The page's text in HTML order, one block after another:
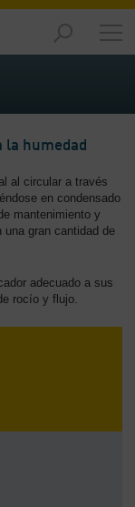
la humedad
al circular a través
en condensado
mantenimiento y
gran cantidad de
adecuado a sus
rocío y flujo.